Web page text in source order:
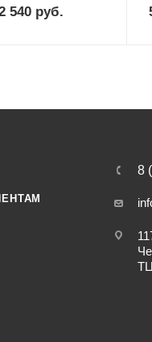
540руб.
8